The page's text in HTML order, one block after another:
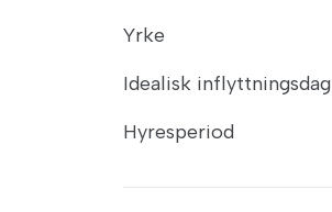
Yrke
Idealisk inflyttningsdag
Hyresperiod